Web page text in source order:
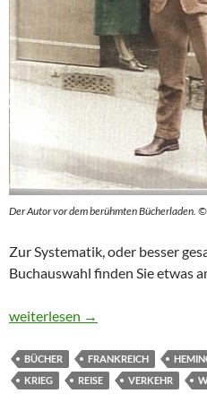
Der Autor vor dem berühmten Bücherladen.
Zur Systematik, oder besser
Buchauswahl finden Sie etwas
Vom „Simpl“ bis zu den Ochsen
weiterlesen →
BÜCHER FRANKREICH
KRIEG
REISE VERKEHR